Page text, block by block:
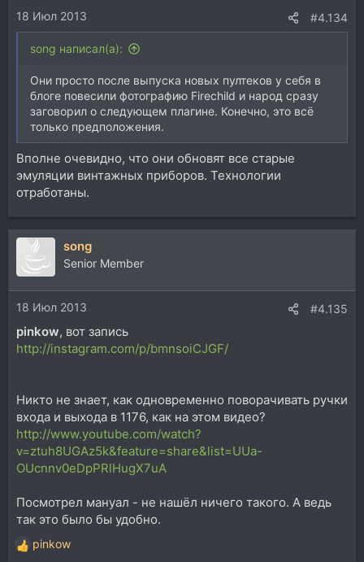
18 Июл 2013 #4.134
song написал(а):
Они просто после выпуска новых пултеков у себя в
блоге повесили фотографию Firechild и народ сразу
заговорил о следующем плагине. Конечно, это всё
только предположения.
Вполне очевидно, что они обновят все старые
эмуляции винтажных приборов. Технологии
отработаны.
song
Senior Member
18 Июл 2013 #4.135
pinkow, вот запись
http://instagram.com/p/bmnsoiCJGF/
Никто не знает, как одновременно поворачивать ручки
входа и выхода в 1176, как на этом видео?
http://www.youtube.com/watch?
v=ztuh8UGAz5k&feature=share&list=UUa-
OUcnnv0eDpPRlHugX7uA
Посмотрел мануал - не нашёл ничего такого. А ведь
так это было бы удобно.
Р
pinkow